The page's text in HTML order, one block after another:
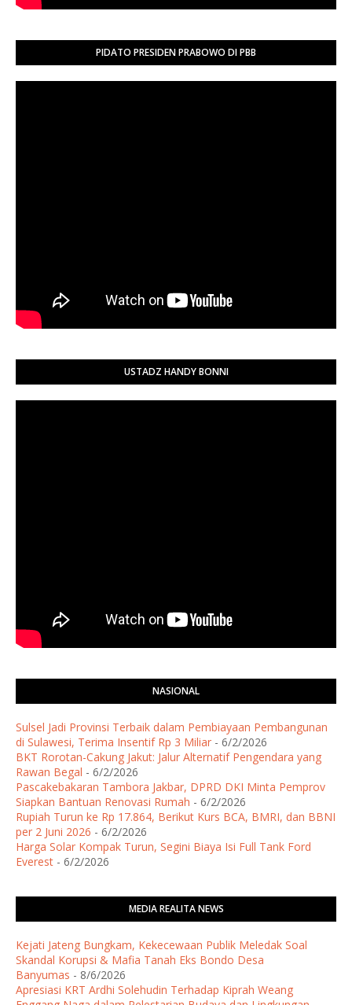
PIDATO PRESIDEN PRABOWO DI PBB
USTADZ HANDY BONNI
NASIONAL
Sulsel Jadi Provinsi Terbaik dalam Pembiayaan Pembangunan
di Sulawesi, Terima Insentif Rp 3 Miliar - 6/2/2026
BKT Rorotan-Cakung Jakut: Jalur Alternatif Pengendara yang
Rawan Begal - 6/2/2026
Pascakebakaran Tambora Jakbar, DPRD DKI Minta Pemprov
Siapkan Bantuan Renovasi Rumah - 6/2/2026
Rupiah Turun ke Rp 17.864, Berikut Kurs BCA, BMRI, dan BBNI
per 2 Juni 2026 - 6/2/2026
Harga Solar Kompak Turun, Segini Biaya Isi Full Tank Ford
Everest - 6/2/2026
MEDIA REALITA NEWS
Kejati Jateng Bungkam, Kekecewaan Publik Meledak Soal
Skandal Korupsi & Mafia Tanah Eks Bondo Desa
Banyumas - 8/6/2026
Apresiasi KRT Ardhi Solehudin Terhadap Kiprah Weang